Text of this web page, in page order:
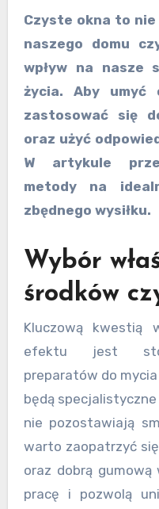
Czyste okna to nie tylko estetyczny wygląd
naszego domu
wpływ na nasze
życia. Aby umyć
zastosować się
oraz użyć
W artykule
metody na
zbędnego wysiłku.
Wybór
środków
Kluczową kwestią
efektu jest
preparatów do
będą specjalistyczne
nie pozostawiają
warto zaopatrzyć
oraz dobrą gumową
pracę i pozwolą